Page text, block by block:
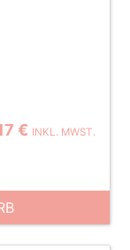
€ INKL. MWST.